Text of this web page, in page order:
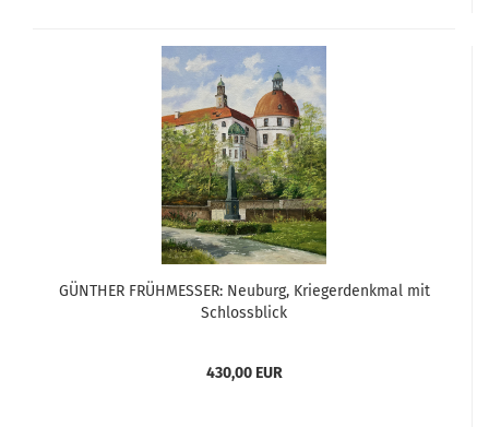
GÜNTHER FRÜHMESSER: Neuburg, Kriegerdenkmal mit
Schlossblick
430,00 EUR